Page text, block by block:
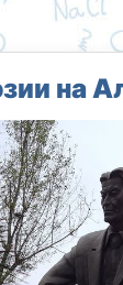
на